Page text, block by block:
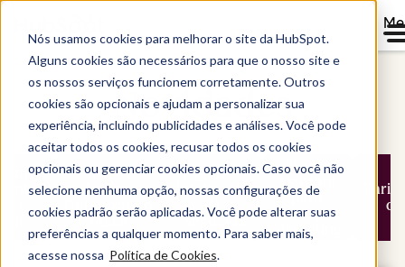
Nós usamos cookies para melhorar o site da HubSpot.
Alguns cookies são necessários para que o nosso site e
os nossos serviços funcionem corretamente. Outros
cookies são opcionais e ajudam a personalizar sua
experiência, incluindo publicidades e análises. Você pode
aceitar todos os cookies, recusar todos os cookies
opcionais ou gerenciar cookies opcionais. Caso você não
selecione nenhuma opção, nossas configurações de
cookies padrão serão aplicadas. Você pode alterar suas
preferências a qualquer momento. Para saber mais,
acesse nossa Política de Cookies.
Novidades
Answer
Engine
Optimization
(AEO)
Progressão
Inteligente
de
Negócios
Breeze
para
Loop
Marketing